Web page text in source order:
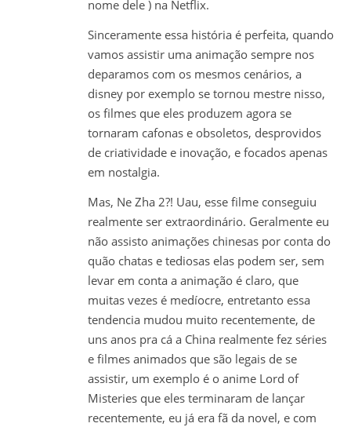
nome dele ) na Netflix.
Sinceramente essa história é perfeita, quando
vamos assistir uma animação sempre nos
deparamos com os mesmos cenários, a
disney por exemplo se tornou mestre nisso,
os filmes que eles produzem agora se
tornaram cafonas e obsoletos, desprovidos
de criatividade e inovação, e focados apenas
em nostalgia.
Mas, Ne Zha 2?! Uau, esse filme conseguiu
realmente ser extraordinário. Geralmente eu
não assisto animações chinesas por conta do
quão chatas e tediosas elas podem ser, sem
levar em conta a animação é claro, que
muitas vezes é medíocre, entretanto essa
tendencia mudou muito recentemente, de
uns anos pra cá a China realmente fez séries
e filmes animados que são legais de se
assistir, um exemplo é o anime Lord of
Misteries que eles terminaram de lançar
recentemente, eu já era fã da novel, e com